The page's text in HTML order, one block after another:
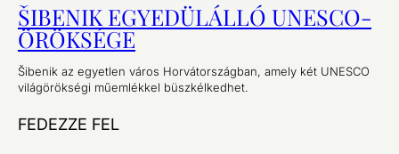
ŠIBENIK EGYEDÜLÁLLÓ UNESCO-
ÖRÖKSÉGE
Šibenik az egyetlen város Horvátországban, amely két UNESCO
világörökségi műemlékkel büszkélkedhet.
FEDEZZE FEL